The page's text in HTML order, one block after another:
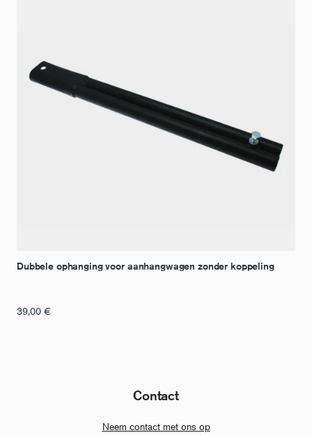
Dubbele ophanging voor aanhangwagen zonder koppeling
39,00 €
Contact
Neem contact met ons op